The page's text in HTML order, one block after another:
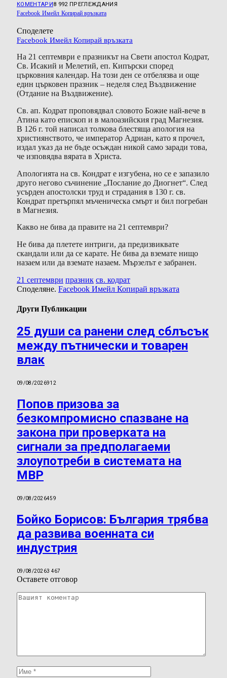
КОМЕНТАРИ8 992 ПРЕГЛЕЖДАНИЯ
Facebook Имейл Копирай връзката
Споделете
Facebook Имейл Копирай връзката
На 21 септември е празникът на Свети апостол Кодрат,
Св. Исакий и Мелетий, еп. Кипърски според
църковния календар. На този ден се отбелязва и още
един църковен празник – неделя след Въздвижение
(Отдание на Въздвижение).
Св. ап. Кодрат проповядвал словото Божие най-вече в
Атина като епископ и в малоазийския град Магнезия.
В 126 г. той написал толкова блестяща апология на
християнството, че император Адриан, като я прочел,
издал указ да не бъде осъждан никой само заради това,
че изповядва вярата в Христа.
Апологията на св. Кондрат е изгубена, но се е запазило
друго негово съчинение „Послание до Диогнет“. След
усърден апостолски труд и страдания в 130 г. св.
Кондрат претърпял мъченическа смърт и бил погребан
в Магнезия.
Какво не бива да правите на 21 септември?
Не бива да плетете интриги, да предизвиквате
скандали или да се карате. Не бива да вземате нищо
назаем или да вземате назаем. Мързелът е забранен.
21 септември празник св. кодрат
Споделяне. Facebook Имейл Копирай връзката
Други Публикации
25 души са ранени след сблъсък
между пътнически и товарен
влак
09/08/2026912
Попов призова за
безкомпромисно спазване на
закона при проверката на
сигнали за предполагаеми
злоупотреби в системата на
МВР
09/08/2026459
Бойко Борисов: България трябва
да развива военната си
индустрия
09/08/20263 467
Оставете отговор